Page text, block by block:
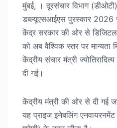
मुंबई, । दूरसंचार विभाग
डब्ल्यूएसआईएस पुरस्कार 2026
केंद्र सरकार की ओर से
को अब वैश्विक स्तर पर मान्यता
केंद्रीय संचार मंत्री
दी गई।
केंद्रीय मंत्री की ओर से दी गई
यह प्राइज इनेबलिंग एनवायरनमेंट